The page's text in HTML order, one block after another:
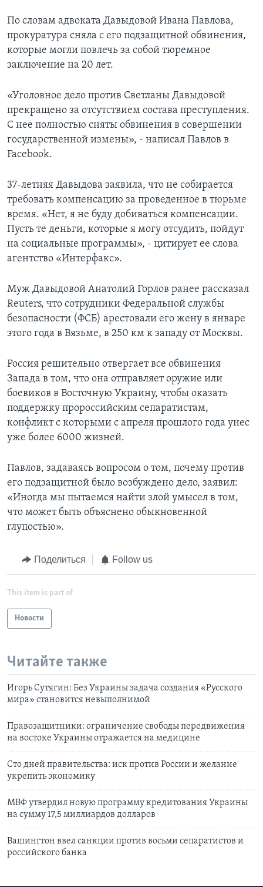
По словам адвоката Давыдовой Ивана Павлова,
прокуратура сняла с его подзащитной обвинения,
которые могли повлечь за собой тюремное
заключение на 20 лет.
«Уголовное дело против Светланы Давыдовой
прекращено за отсутствием состава преступления.
С нее полностью сняты обвинения в совершении
государственной измены», - написал Павлов в
Facebook.
37-летняя Давыдова заявила, что не собирается
требовать компенсацию за проведенное в тюрьме
время. «Нет, я не буду добиваться компенсации.
Пусть те деньги, которые я могу отсудить, пойдут
на социальные программы», - цитирует ее слова
агентство «Интерфакс».
Муж Давыдовой Анатолий Горлов ранее рассказал
Reuters, что сотрудники Федеральной службы
безопасности (ФСБ) арестовали его жену в январе
этого года в Вязьме, в 250 км к западу от Москвы.
Россия решительно отвергает все обвинения
Запада в том, что она отправляет оружие или
боевиков в Восточную Украину, чтобы оказать
поддержку пророссийским сепаратистам,
конфликт с которыми с апреля прошлого года унес
уже более 6000 жизней.
Павлов, задаваясь вопросом о том, почему против
его подзащитной было возбуждено дело, заявил:
«Иногда мы пытаемся найти злой умысел в том,
что может быть объяснено обыкновенной
глупостью».
Поделиться Follow us
This item is part of
Новости
Читайте также
Игорь Сутягин: Без Украины задача создания «Русского
мира» становится невыполнимой
Правозащитники: ограничение свободы передвижения
на востоке Украины отражается на медицине
Сто дней правительства: иск против России и желание
укрепить экономику
МВФ утвердил новую программу кредитования Украины
на сумму 17,5 миллиардов долларов
Вашингтон ввел санкции против восьми сепаратистов и
российского банка